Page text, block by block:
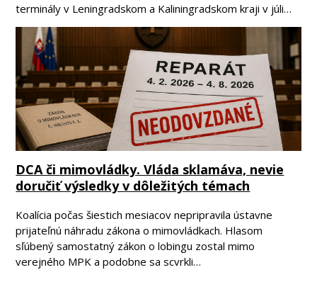
terminály v Leningradskom a Kaliningradskom kraji v júli…
DCA či mimovládky. Vláda sklamáva, nevie
doručiť výsledky v dôležitých témach
Koalícia počas šiestich mesiacov nepripravila ústavne
prijateľnú náhradu zákona o mimovládkach. Hlasom
sľúbený samostatný zákon o lobingu zostal mimo
verejného MPK a podobne sa scvrkli…